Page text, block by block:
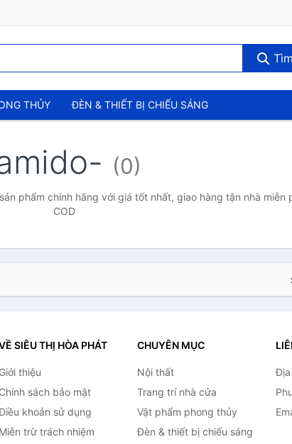
THỦY ĐÈN & THIẾT BỊ CHIẾU SÁNG
(0)
phẩm chính hãng với giá tốt nhất, giao hàng tận nhà miễn
COD
SIÊU THỊ HÒA PHÁT
Giới thiệu
Chính sách bảo mật
khoản sử dụng
Miễn trừ trách nhiệm
CHUYÊN MỤC
Nội thất
Trang trí nhà cửa
Vật phẩm phong thủy
Đèn & thiết bị chiếu sáng
Địa